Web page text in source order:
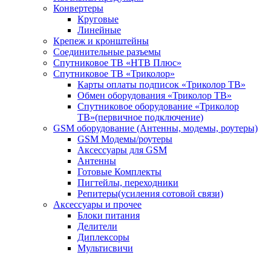
Конвертеры
Круговые
Линейные
Крепеж и кронштейны
Соединительные разъемы
Спутниковое ТВ «НТВ Плюс»
Спутниковое ТВ «Триколор»
Карты оплаты подписок «Триколор ТВ»
Обмен оборудования «Триколор ТВ»
Спутниковое оборудование «Триколор
ТВ»(первичное подключение)
GSM оборудование (Антенны, модемы, роутеры)
GSM Модемы/роутеры
Аксессуары для GSM
Антенны
Готовые Комплекты
Пигтейлы, переходники
Репитеры(усиления сотовой связи)
Аксессуары и прочее
Блоки питания
Делители
Диплексоры
Мультисвичи